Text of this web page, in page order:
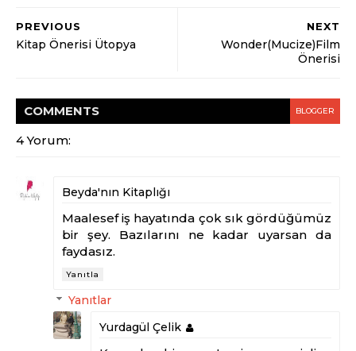
NEXT
Wonder(Mucize)Film
Önerisi
PREVIOUS
Kitap Önerisi Ütopya
COMMENTS BLOGGER
4 Yorum:
Beyda'nın Kitaplığı
Maalesef iş hayatında çok sık gördüğümüz
bir şey. Bazılarını ne kadar uyarsan da
faydasız.
Yanıtla
Yanıtlar
Yurdagül Çelik